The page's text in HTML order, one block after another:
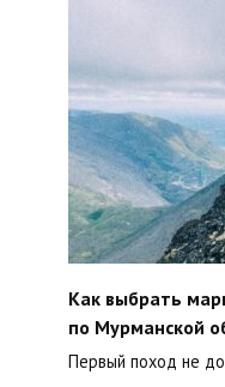
Как выбрать
по Мурманской
Первый поход не